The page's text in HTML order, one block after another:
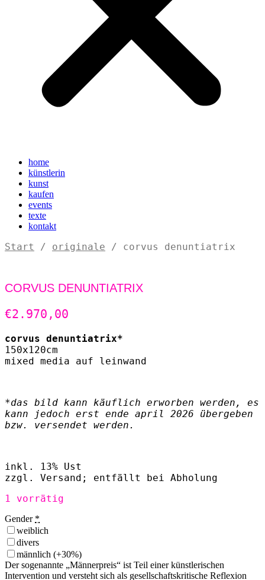
home
künstlerin
kunst
kaufen
events
texte
kontakt
Start / originale / corvus denuntiatrix
CORVUS DENUNTIATRIX
€2.970,00
corvus denuntiatrix*
150x120cm
mixed media auf leinwand
*das bild kann käuflich erworben werden, es
kann jedoch erst ende april 2026 übergeben
bzw. versendet werden.
inkl. 13% Ust
zzgl. Versand; entfällt bei Abholung
1 vorrätig
Gender *
weiblich
divers
männlich (+30%)
Der sogenannte „Männerpreis“ ist Teil einer künstlerischen
Intervention und versteht sich als gesellschaftskritische Reflexion